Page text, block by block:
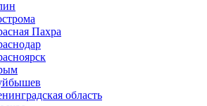
Пахра
область